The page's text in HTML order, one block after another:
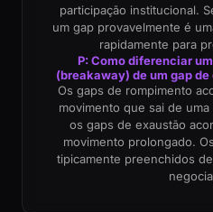
participação institucional.
um gap provavelmente é
rapidamente para
P: Como diferenciar
(breakaway) de um gap
Os gaps de rompimento
movimento que sai de
os gaps de exaustão
movimento prolongado.
tipicamente preenchidos